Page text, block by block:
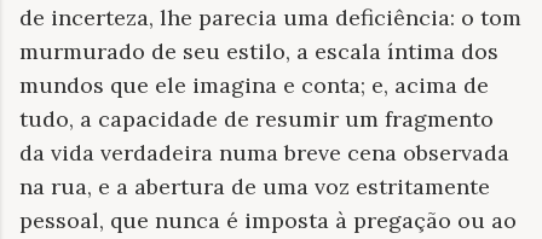
de incerteza, lhe parecia uma deficiência: o tom
murmurado de seu estilo, a escala íntima dos
mundos que ele imagina e conta; e, acima de
tudo, a capacidade de resumir um fragmento
da vida verdadeira numa breve cena observada
na rua, e a abertura de uma voz estritamente
pessoal, que nunca é imposta à pregação ou ao